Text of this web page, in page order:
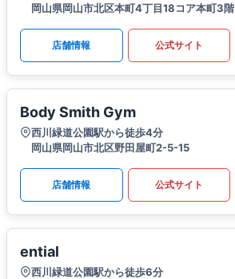
岡山県岡山市北区本町4丁目18コア本町3階
店舗情報 公式サイト
Body Smith Gym
西川緑道公園駅から徒歩4分
岡山県岡山市北区野田屋町2-5-15
店舗情報 公式サイト
ential
西川緑道公園駅から徒歩6分